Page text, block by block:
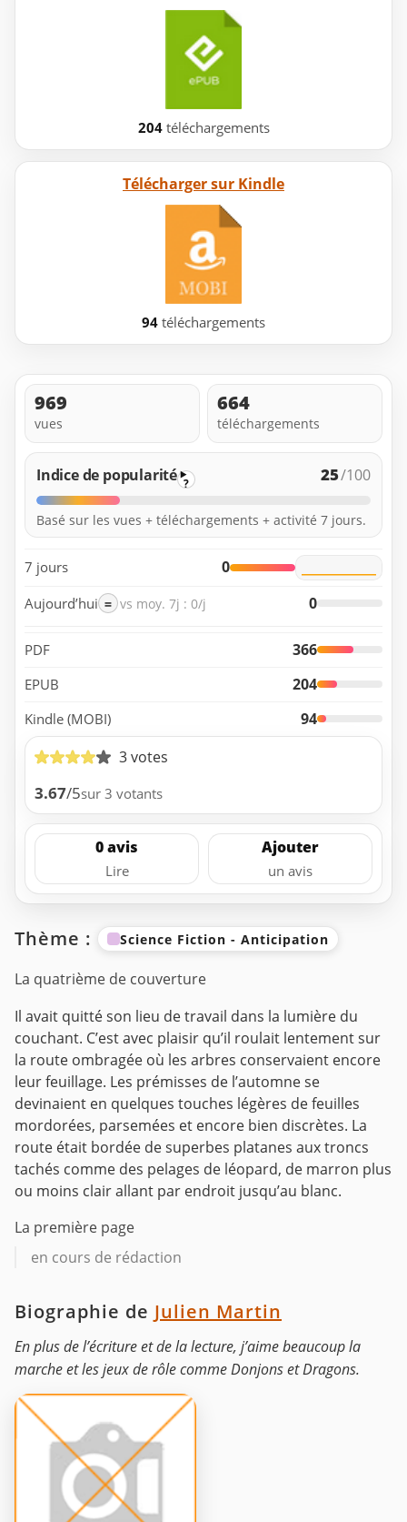
204téléchargements
Télécharger sur Kindle
94 téléchargements
969
vues
664
téléchargements
Indice de popularité ? 25/100
Basé sur les vues + téléchargements + activité 7 jours.
7 jours 0
Aujourd’hui = vs moy. 7j : 0/j 0
PDF 366
EPUB 204
Kindle (MOBI)
94
3 votes
3.67/5sur 3 votants
0 avis
Lire
Ajouter
un avis
Thème : Science Fiction - Anticipation
La quatrième de couverture
Il avait quitté son lieu de travail dans la lumière du
couchant. C’est avec plaisir qu’il roulait lentement sur
la route ombragée où les arbres conservaient encore
leur feuillage. Les prémisses de l’automne se
devinaient en quelques touches légères de feuilles
mordorées, parsemées et encore bien discrètes. La
route était bordée de superbes platanes aux troncs
tachés comme des pelages de léopard, de marron plus
ou moins clair allant par endroit jusqu’au blanc.
La première page
en cours de rédaction
Biographie de Julien Martin
En plus de l’écriture et de la lecture, j’aime beaucoup la
marche et les jeux de rôle comme Donjons et Dragons.